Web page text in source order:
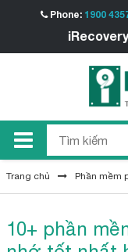
Phone: 1900
- Trung
Trang chủ Phần mềm
10+ phần